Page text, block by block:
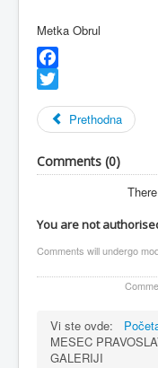
Metka Obrul
Facebook
Prethodna
Comments (0)
You are not
Comments will undergo
Vi ste ovde:
MESEC
GALERIJI